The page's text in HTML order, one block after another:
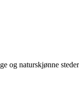
og naturskjønne steder